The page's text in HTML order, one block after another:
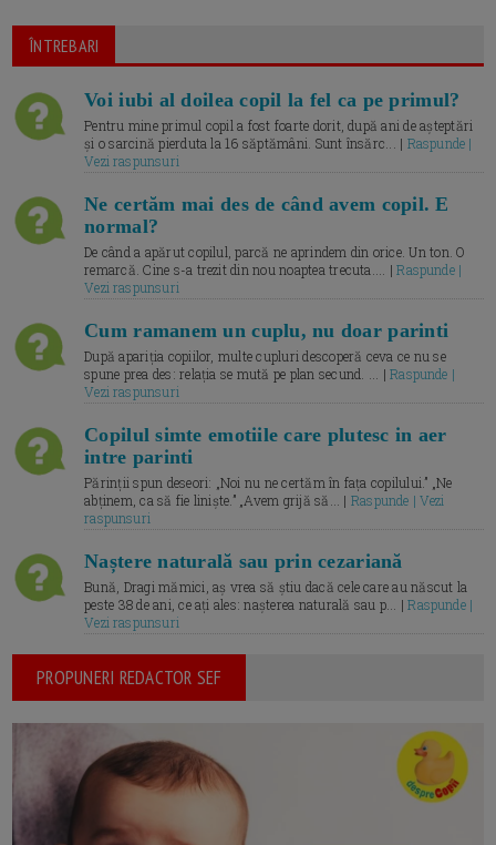
ÎNTREBARI
Voi iubi al doilea copil la fel ca pe primul?
Pentru mine primul copil a fost foarte dorit, după ani de așteptări
și o sarcină pierduta la 16 săptămâni. Sunt însărc... | Raspunde |
Vezi raspunsuri
Ne certăm mai des de când avem copil. E
normal?
De când a apărut copilul, parcă ne aprindem din orice. Un ton. O
remarcă. Cine s-a trezit din nou noaptea trecuta.... |Raspunde |
Vezi raspunsuri
Cum ramanem un cuplu, nu doar parinti
După apariția copiilor, multe cupluri descoperă ceva ce nu se
spune prea des: relația se mută pe plan secund. ... |Raspunde |
Vezi raspunsuri
Copilul simte emotiile care plutesc in aer
intre parinti
Părinții spun deseori: „Noi nu ne certăm în fața copilului.” „Ne
abținem, ca să fie liniște.” „Avem grijă să... | Raspunde | Vezi
raspunsuri
Naștere naturală sau prin cezariană
Bună, Dragi mămici, aș vrea să știu dacă cele care au născut la
peste 38 de ani, ce ați ales: nașterea naturală sau p... |Raspunde |
Vezi raspunsuri
PROPUNERI REDACTOR SEF